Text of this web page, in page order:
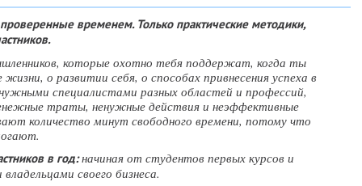
временем. Только практические методики,
которые охотно тебя поддержат, когда ты
о развитии себя, о способах привнесения успеха в
специалистами разных областей и профессий,
траты, ненужные действия и неэффективные
количество минут свободного времени, потому что
в год:начиная от студентов первых курсов и
своего бизнеса.